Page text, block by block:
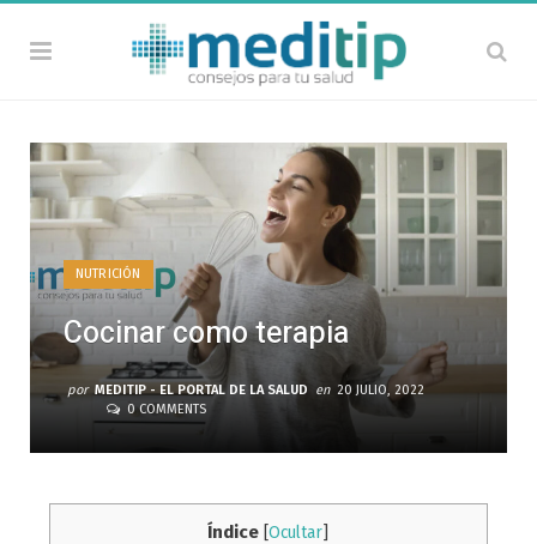
NUTRICIÓN
Cocinar como terapia
por MEDITIP - EL PORTAL DE LA SALUD en 20 JULIO, 2022
0 COMMENTS
Índice [Ocultar]